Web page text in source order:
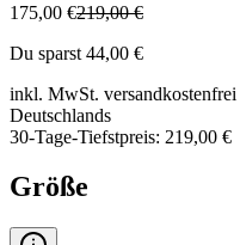
175,00 €219,00 €
Du sparst 44,00 €
inkl. MwSt. versandkostenfrei
Deutschlands
30-Tage-Tiefstpreis: 219,00 €
Größe